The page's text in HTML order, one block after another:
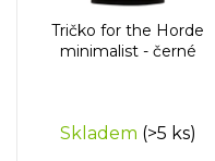
Tričko for the Horde
minimalist - černé
Skladem (>5 ks)